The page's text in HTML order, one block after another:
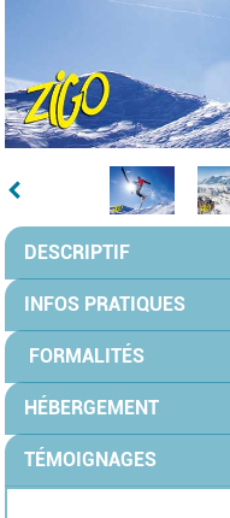
DESCRIPTIF
INFOS PRATIQUES
FORMALITÉS
HÉBERGEMENT
TÉMOIGNAGES